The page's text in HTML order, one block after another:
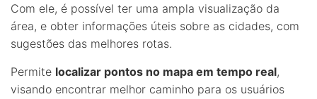
Com ele, é possível ter uma ampla visualização da
área, e obter informações úteis sobre as cidades, com
sugestões das melhores rotas.
Permite localizar pontos no mapa em tempo real,
visando encontrar melhor caminho para os usuários